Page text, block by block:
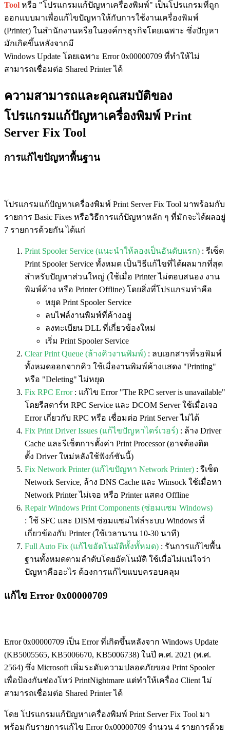
Tool หรือ "โปรแกรมแก้ปัญหาเครื่องพิมพ์" เป็นโปรแกรมที่ถูก
ออกแบบมาเพื่อแก้ไขปัญหาให้กับการใช้งานเครื่องพิมพ์
(Printer) ในสำนักงานหรือในองค์กรธุรกิจโดยเฉพาะ ซึ่งปัญหา
มักเกิดขึ้นหลังจากมี
Windows Update โดยเฉพาะ Error 0x00000709 ที่ทำให้ไม่
สามารถเชื่อมต่อ Shared Printer ได้
ความสามารถและคุณสมบัติของ
โปรแกรมแก้ปัญหาเครื่องพิมพ์ Print
Server Fix Tool
การแก้ไขปัญหาพื้นฐาน
โปรแกรมแก้ปัญหาเครื่องพิมพ์ Print Server Fix Tool มาพร้อมกับ
รายการ Basic Fixes หรือวิธีการแก้ปัญหาหลัก ๆ ที่มักจะได้ผลอยู่
7 รายการด้วยกัน ได้แก่
Print Spooler Service (แนะนำให้ลองเป็นอันดับแรก) : รีเซ็ต
Print Spooler Service ทั้งหมด เป็นวิธีแก้ไขที่ได้ผลมากที่สุด
สำหรับปัญหาส่วนใหญ่ (ใช้เมื่อ Printer ไม่ตอบสนอง งาน
พิมพ์ค้าง หรือ Printer Offline) โดยสิ่งที่โปรแกรมทำคือ
หยุด Print Spooler Service
ลบไฟล์งานพิมพ์ที่ค้างอยู่
ลงทะเบียน DLL ที่เกี่ยวข้องใหม่
เริ่ม Print Spooler Service
Clear Print Queue (ล้างคิวงานพิมพ์) : ลบเอกสารที่รอพิมพ์
ทั้งหมดออกจากคิว ใช้เมื่องานพิมพ์ค้างแสดง "Printing"
หรือ "Deleting" ไม่หยุด
Fix RPC Error: แก้ไข Error "The RPC server is unavailable"
โดยรีสตาร์ท RPC Service และ DCOM Server ใช้เมื่อเจอ
Error เกี่ยวกับ RPC หรือ เชื่อมต่อ Print Server ไม่ได้
Fix Print Driver Issues (แก้ไขปัญหาไดร์เวอร์) : ล้าง Driver
Cache และรีเซ็ตการตั้งค่า Print Processor (อาจต้องติด
ตั้ง Driver ใหม่หลังใช้ฟังก์ชันนี้)
Fix Network Printer (แก้ไขปัญหา Network Printer) : รีเซ็ต
Network Service, ล้าง DNS Cache และ Winsock ใช้เมื่อหา
Network Printer ไม่เจอ หรือ Printer แสดง Offline
Repair Windows Print Components (ซ่อมแซม Windows)
: ใช้ SFC และ DISM ซ่อมแซมไฟล์ระบบ Windows ที่
เกี่ยวข้องกับ Printer (ใช้เวลานาน 10-30 นาที)
Full Auto Fix (แก้ไขอัตโนมัติทั้งทั้หมด) : รันการแก้ไขพื้น
ฐานทั้งหมดตามลำดับโดยอัตโนมัติ ใช้เมื่อไม่แน่ใจว่า
ปัญหาคืออะไร ต้องการแก้ไขแบบครอบคลุม
แก้ไข Error 0x00000709
Error 0x00000709 เป็น Error ที่เกิดขึ้นหลังจาก Windows Update
(KB5005565, KB5006670, KB5006738) ในปี ค.ศ. 2021 (พ.ศ.
2564) ซึ่ง Microsoft เพิ่มระดับความปลอดภัยของ Print Spooler
เพื่อป้องกันช่องโหว่ PrintNightmare แต่ทำให้เครื่อง Client ไม่
สามารถเชื่อมต่อ Shared Printer ได้
โดย โปรแกรมแก้ปัญหาเครื่องพิมพ์ Print Server Fix Tool มา
พร้อมกับรายการแก้ไข Error 0x00000709 จำนวน 4 รายการด้วย